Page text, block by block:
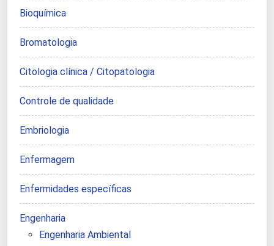
Bioquímica
Bromatologia
Citologia clínica / Citopatologia
Controle de qualidade
Embriologia
Enfermagem
Enfermidades específicas
Engenharia
Engenharia Ambiental